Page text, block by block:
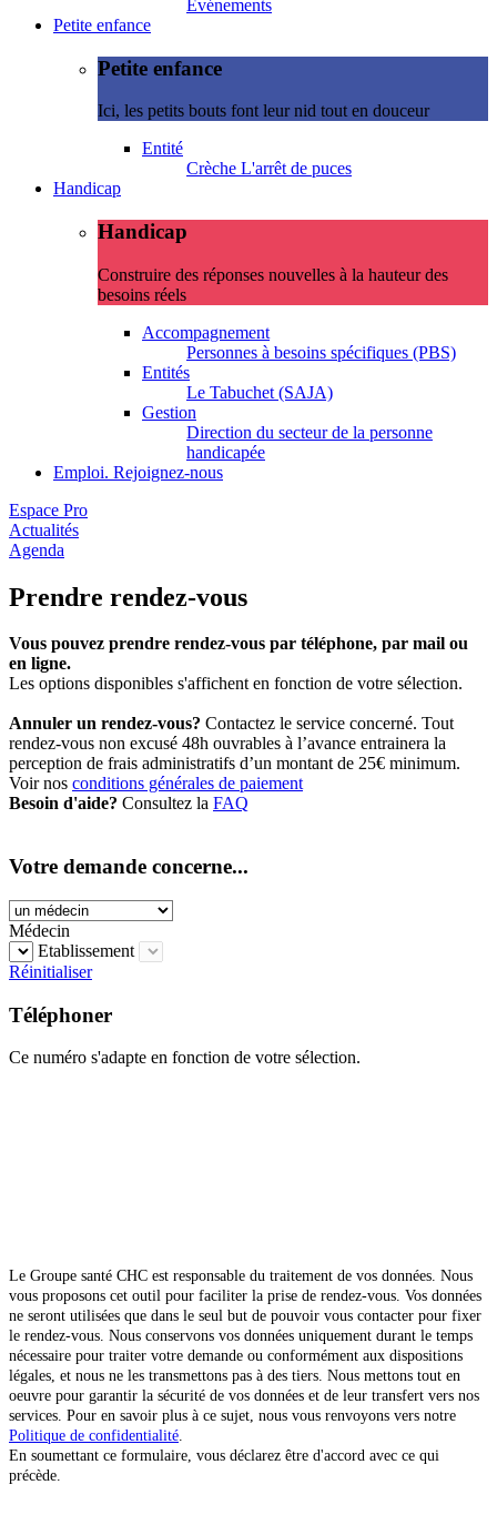
Evénements
Petite enfance
Petite enfance
Ici, les petits bouts font leur nid tout en douceur
Entité
Crèche L'arrêt de puces
Handicap
Handicap
Construire des réponses nouvelles à la hauteur des
besoins réels
Accompagnement
Personnes à besoins spécifiques (PBS)
Entités
Le Tabuchet (SAJA)
Gestion
Direction du secteur de la personne
handicapée
Emploi. Rejoignez-nous
Espace Pro
Actualités
Agenda
Prendre rendez-vous
Vous pouvez prendre rendez-vous par téléphone, par mail ou
en ligne.
Les options disponibles s'affichent en fonction de votre sélection.
Annuler un rendez-vous? Contactez le service concerné. Tout
rendez-vous non excusé 48h ouvrables à l’avance entrainera la
perception de frais administratifs d’un montant de 25€ minimum.
Voir nos conditions générales de paiement
Besoin d'aide? Consultez la FAQ
Votre demande concerne...
Médecin
Etablissement
Réinitialiser
Téléphoner
Ce numéro s'adapte en fonction de votre sélection.
Le Groupe santé CHC est responsable du traitement de vos données. Nous
vous proposons cet outil pour faciliter la prise de rendez-vous. Vos données
ne seront utilisées que dans le seul but de pouvoir vous contacter pour fixer
le rendez-vous. Nous conservons vos données uniquement durant le temps
nécessaire pour traiter votre demande ou conformément aux dispositions
légales, et nous ne les transmettons pas à des tiers. Nous mettons tout en
oeuvre pour garantir la sécurité de vos données et de leur transfert vers nos
services. Pour en savoir plus à ce sujet, nous vous renvoyons vers notre
Politique de confidentialité.
En soumettant ce formulaire, vous déclarez être d'accord avec ce qui
précède.